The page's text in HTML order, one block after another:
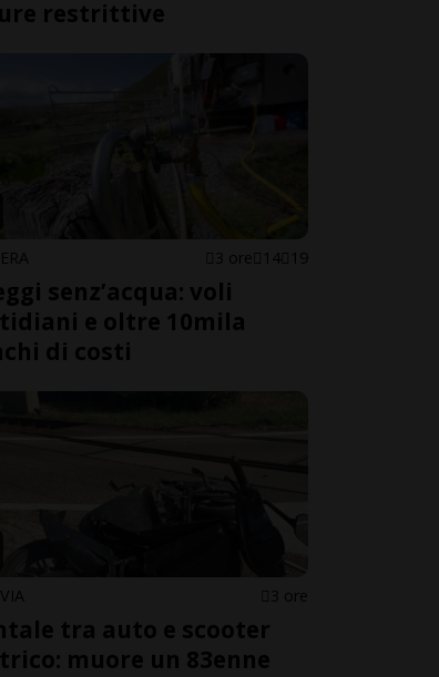
restrittive
3 ore 14 19
senz’acqua: voli
e oltre 10mila
di costi
3 ore
tra auto e scooter
muore un 83enne